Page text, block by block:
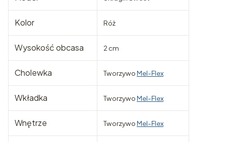
Kolor Róż
Wysokość obcasa 2 cm
Cholewka TworzywoMel-Flex
Wkładka TworzywoMel-Flex
Wnętrze TworzywoMel-Flex